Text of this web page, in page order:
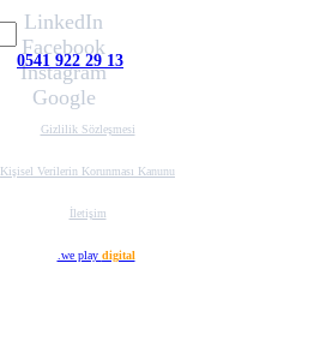
0541 922 29 13
LinkedIn
Facebook
Instagram
Google
Gizlilik Sözleşmesi
Kişisel Verilerin Korunması Kanunu
İletişim
.we play digital